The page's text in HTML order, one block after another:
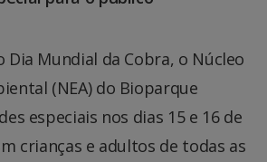
Dia Mundial da Cobra, o Núcleo
(NEA) do Bioparque
especiais nos dias 15 e 16 de
crianças e adultos de todas as